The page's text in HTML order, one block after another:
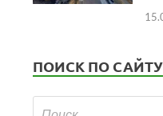
ПОИСК ПО САЙТУ